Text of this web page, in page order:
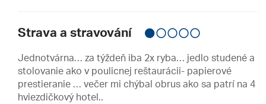
Strava a stravování
Jednotvárna… za týždeň iba 2x ryba… jedlo studené a
stolovanie ako v poulicnej reštaurácii- papierové
prestieranie … večer mi chýbal obrus ako sa patrí na 4
hviezdičkový hotel..